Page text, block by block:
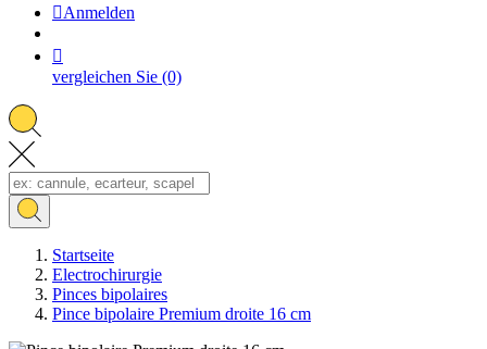
Anmelden

vergleichen Sie (0)
Startseite
Electrochirurgie
Pinces bipolaires
Pince bipolaire Premium droite 16 cm